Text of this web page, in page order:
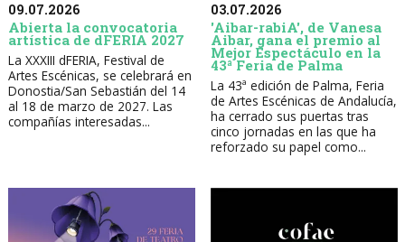
09.07.2026
Abierta la convocatoria
artística de dFERIA 2027
La XXXIII dFERIA, Festival de
Artes Escénicas, se celebrará en
Donostia/San Sebastián del 14
al 18 de marzo de 2027. Las
compañías interesadas...
03.07.2026
'Aibar-rabiA', de Vanesa
Aibar, gana el premio al
Mejor Espectáculo en la
43ª Feria de Palma
La 43ª edición de Palma, Feria
de Artes Escénicas de Andalucía,
ha cerrado sus puertas tras
cinco jornadas en las que ha
reforzado su papel como...